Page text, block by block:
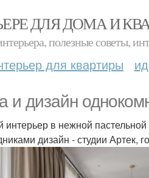
ДЛЯ ДОМА И
полезные советы,
для квартиры
и дизайн
в нежной
дизайн - студии Артек,